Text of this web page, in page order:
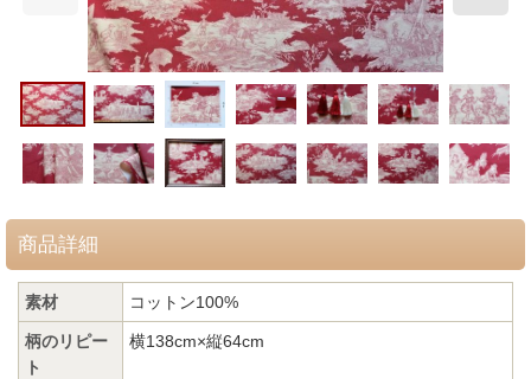
商品詳細
素材 コットン100%
柄のリピー
ト
横138cm×縦64cm